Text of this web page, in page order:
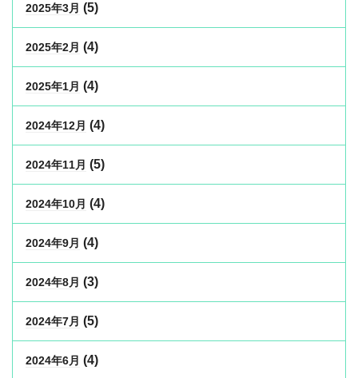
2025年3月 (5)
2025年2月 (4)
2025年1月 (4)
2024年12月 (4)
2024年11月 (5)
2024年10月 (4)
2024年9月 (4)
2024年8月 (3)
2024年7月 (5)
2024年6月 (4)